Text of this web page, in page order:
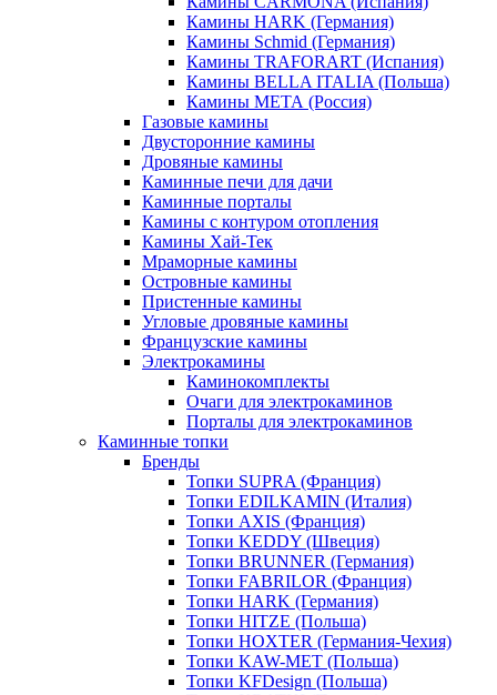
Камины HARK (Германия)
Камины Schmid (Германия)
Камины TRAFORART (Испания)
Камины BELLA ITALIA (Польша)
Камины МЕТА (Россия)
Газовые камины
Двусторонние камины
Дровяные камины
Каминные печи для дачи
Каминные порталы
Камины с контуром отопления
Камины Хай-Тек
Мраморные камины
Островные камины
Пристенные камины
Угловые дровяные камины
Французские камины
Электрокамины
Каминокомплекты
Очаги для электрокаминов
Порталы для электрокаминов
Каминные топки
Бренды
Топки SUPRA (Франция)
Топки EDILKAMIN (Италия)
Топки AXIS (Франция)
Топки KEDDY (Швеция)
Топки BRUNNER (Германия)
Топки FABRILOR (Франция)
Топки HARK (Германия)
Топки HITZE (Польша)
Топки HOXTER (Германия-Чехия)
Топки KAW-MET (Польша)
Топки KFDesign (Польша)